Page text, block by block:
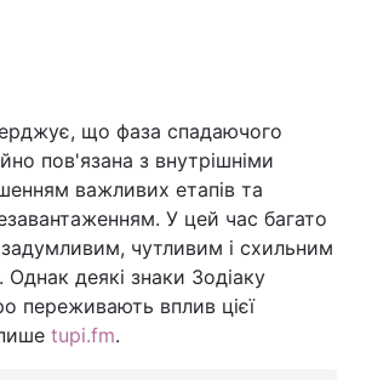
Війна
Світ
Наука
що фаза спадаючого
пов'язана з внутрішніми
важливих етапів та
У цей час багато
чутливим і схильним
Однак деякі знаки Зодіаку
переживають вплив цієї
tupi.fm.